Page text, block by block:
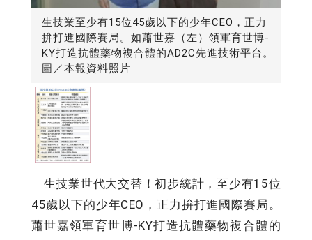
生技業至少有15位45歲以下的少年CEO，正力
拚打進國際賽局。如蕭世嘉（左）領軍育世博-
KY打造抗體藥物複合體的AD2C先進技術平台。
圖／本報資料照片
生技業世代大交替！初步統計，至少有15位
45歲以下的少年CEO，正力拚打進國際賽局。
蕭世嘉領軍育世博-KY打造抗體藥物複合體的